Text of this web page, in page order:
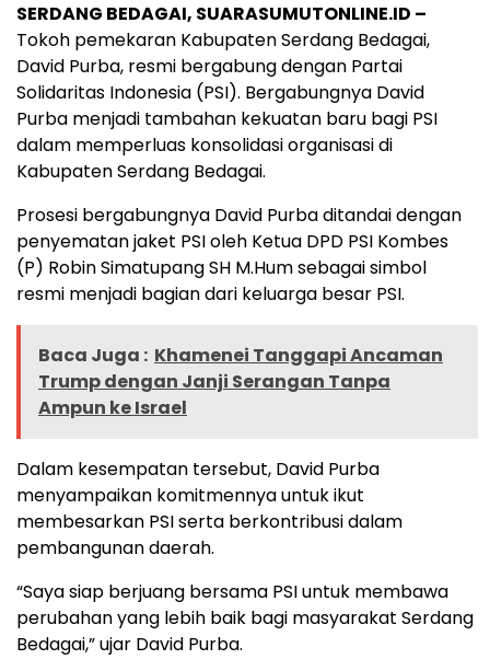
SERDANG BEDAGAI, SUARASUMUTONLINE.ID –
Tokoh pemekaran Kabupaten Serdang Bedagai,
David Purba, resmi bergabung dengan Partai
Solidaritas Indonesia (PSI). Bergabungnya David
Purba menjadi tambahan kekuatan baru bagi PSI
dalam memperluas konsolidasi organisasi di
Kabupaten Serdang Bedagai.
Prosesi bergabungnya David Purba ditandai dengan
penyematan jaket PSI oleh Ketua DPD PSI Kombes
(P) Robin Simatupang SH M.Hum sebagai simbol
resmi menjadi bagian dari keluarga besar PSI.
Baca Juga : Khamenei Tanggapi Ancaman
Trump dengan Janji Serangan Tanpa
Ampun ke Israel
Dalam kesempatan tersebut, David Purba
menyampaikan komitmennya untuk ikut
membesarkan PSI serta berkontribusi dalam
pembangunan daerah.
“Saya siap berjuang bersama PSI untuk membawa
perubahan yang lebih baik bagi masyarakat Serdang
Bedagai,” ujar David Purba.